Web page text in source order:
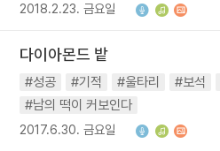
2018.2.23. 금요일
다이아몬드 밭
#성공 #기적 #울타리 #보석
#남의 떡이 커보인다
2017.6.30. 금요일